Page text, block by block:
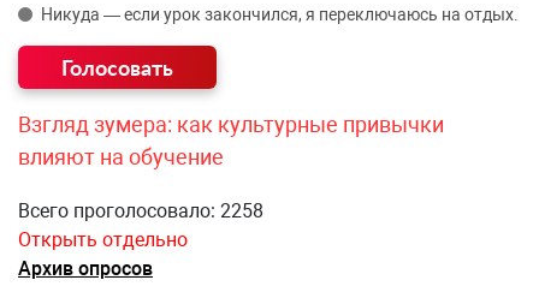
Никуда — если урок закончился, я переключаюсь на отдых.
Взгляд зумера: как культурные привычки
влияют на обучение
Всего проголосовало: 2258
Открыть отдельно
Архив опросов